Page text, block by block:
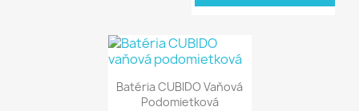
Rýchly náhľad
Batéria CUBIDO Vaňová
Podomietková